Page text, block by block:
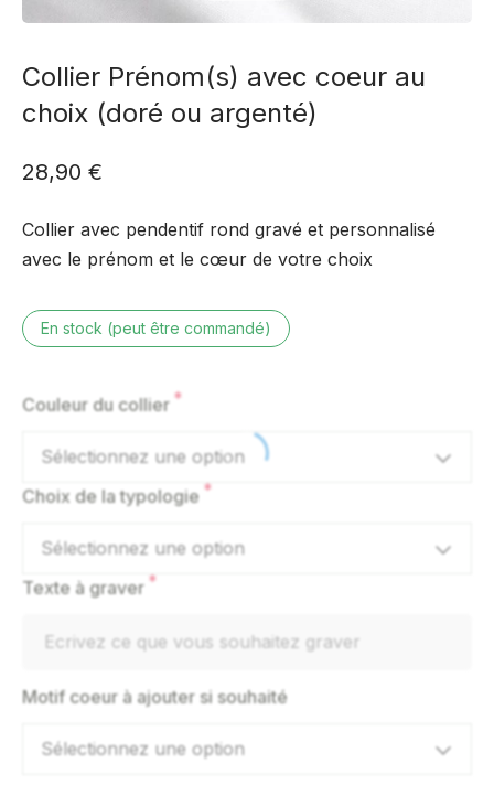
Collier Prénom(s) avec coeur au
choix (doré ou argenté)
28,90 €
Collier avec pendentif rond gravé et personnalisé
avec le prénom et le cœur de votre choix
En stock (peut être commandé)
Couleur du collier *
Sélectionnez une option
Choix de la typologie *
Sélectionnez une option
Texte à graver *
Motif coeur à ajouter si souhaité
Sélectionnez une option